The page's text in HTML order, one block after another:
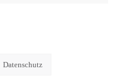
Datenschutz